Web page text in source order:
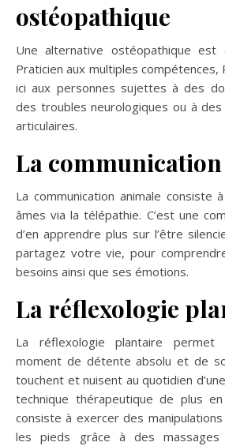
ostéopathique
Une alternative ostéopathique est
Praticien aux multiples compétences,
ici aux personnes sujettes à des
des troubles neurologiques ou à
articulaires.
La
La communication animale consiste
âmes via la télépathie. C’est une
d’en apprendre plus sur l’être
partagez votre vie, pour
besoins ainsi que ses émotions.
La réflexologie
La réflexologie plantaire permet
moment de détente absolu et de
touchent et nuisent au quotidien
technique thérapeutique de plus
consiste à exercer des
les pieds grâce à des